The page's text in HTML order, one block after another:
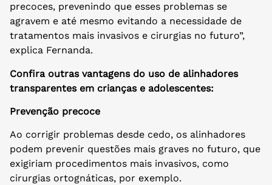
precoces, prevenindo que esses problemas se
agravem e até mesmo evitando a necessidade de
tratamentos mais invasivos e cirurgias no futuro”,
explica Fernanda.
Confira outras vantagens do uso de alinhadores
transparentes em crianças e adolescentes:
Prevenção precoce
Ao corrigir problemas desde cedo, os alinhadores
podem prevenir questões mais graves no futuro, que
exigiriam procedimentos mais invasivos, como
cirurgias ortognáticas, por exemplo.